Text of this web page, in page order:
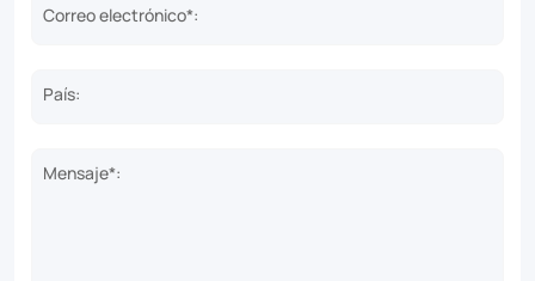
Correo electrónico*:
País:
Mensaje*: